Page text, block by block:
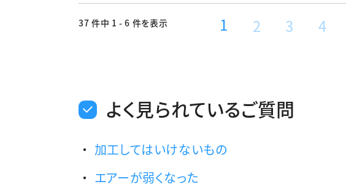
37 件中 1 - 6 件を表示 1 2 3 4
よく見られているご質問
加工してはいけないもの
エアーが弱くなった